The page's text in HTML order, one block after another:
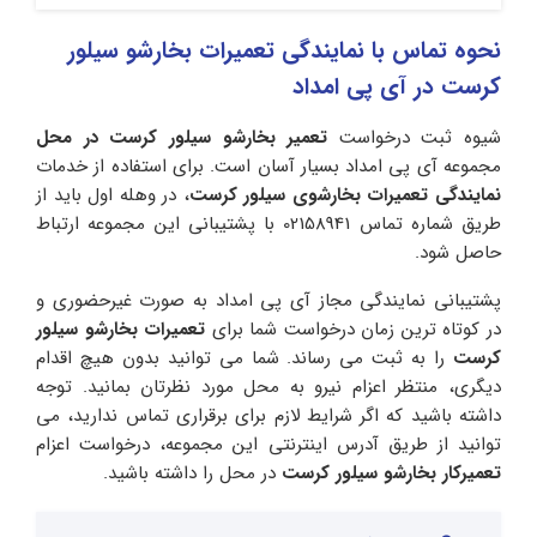
نحوه تماس با نمایندگی تعمیرات بخارشو سیلور
کرست در آی پی امداد
شیوه ثبت درخواست تعمیر بخارشو سیلور کرست در محل
مجموعه آی پی امداد بسیار آسان است. برای استفاده از خدمات
نمایندگی تعمیرات بخارشوی سیلور کرست، در وهله اول باید از
طریق شماره تماس 02158941 با پشتیبانی این مجموعه ارتباط
حاصل شود.
پشتیبانی نمایندگی مجاز آی پی امداد به صورت غیرحضوری و
در کوتاه ترین زمان درخواست شما برای تعمیرات بخارشو سیلور
کرست را به ثبت می رساند. شما می توانید بدون هیچ اقدام
دیگری، منتظر اعزام نیرو به محل مورد نظرتان بمانید. توجه
داشته باشید که اگر شرایط لازم برای برقراری تماس ندارید، می
توانید از طریق آدرس اینترنتی این مجموعه، درخواست اعزام
تعمیرکار بخارشو سیلور کرست در محل را داشته باشید.